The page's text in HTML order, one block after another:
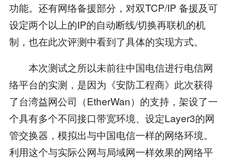
功能。还有网络备援部分，对双TCP/IP 备援及可
设定两个以上的IP的自动断线/切换再联机的机
制，也在此次评测中看到了具体的实现方式。
本次测试之所以未前往中国电信进行电信网
络平台的实测，是因为《安防工程商》此次获得
了台湾益网公司（EtherWan）的支持，架设了一
个具有多个不同接口带宽环境、设定Layer3的网
管交换器，模拟出与中国电信一样的网络环境。
利用这个与实际公网与局域网一样效果的网络平